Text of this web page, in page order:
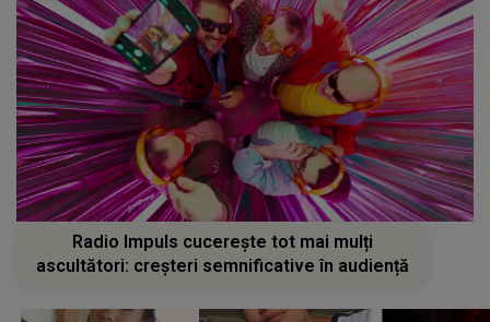
Radio Impuls cucerește tot mai mulți
ascultători: creșteri semnificative în audiență